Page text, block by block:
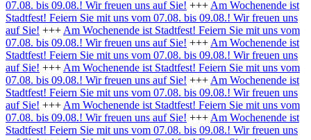
07.08. bis 09.08.! Wir freuen uns auf Sie! +++ Am Wochenende ist
Stadtfest! Feiern Sie mit uns vom 07.08. bis 09.08.! Wir freuen uns
auf Sie! +++ Am Wochenende ist Stadtfest! Feiern Sie mit uns vom
07.08. bis 09.08.! Wir freuen uns auf Sie! +++ Am Wochenende ist
Stadtfest! Feiern Sie mit uns vom 07.08. bis 09.08.! Wir freuen uns
auf Sie! +++ Am Wochenende ist Stadtfest! Feiern Sie mit uns vom
07.08. bis 09.08.! Wir freuen uns auf Sie! +++ Am Wochenende ist
Stadtfest! Feiern Sie mit uns vom 07.08. bis 09.08.! Wir freuen uns
auf Sie! +++ Am Wochenende ist Stadtfest! Feiern Sie mit uns vom
07.08. bis 09.08.! Wir freuen uns auf Sie! +++ Am Wochenende ist
Stadtfest! Feiern Sie mit uns vom 07.08. bis 09.08.! Wir freuen uns